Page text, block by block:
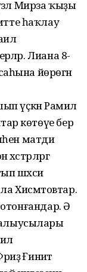
Мирза ҡыҙы
һаҡлау
Лиана 8-
йөрөгән
үҫкән Рамил
көтөүе бер
матди
шәхси
Хисмәтовтар.
Ә
Ғиниәт